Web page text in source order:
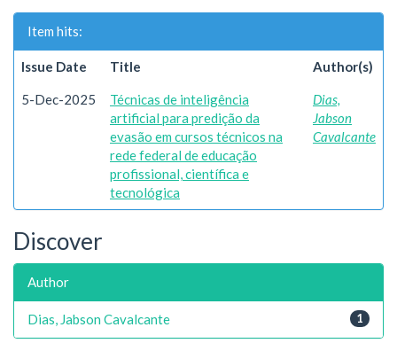
Item hits:
Issue Date Title Author(s)
5-Dec-2025
Técnicas de inteligência
artificial para predição da
evasão em cursos técnicos na
rede federal de educação
profissional, científica e
tecnológica
Dias,
Jabson
Cavalcante
Discover
Author
1
Dias, Jabson Cavalcante